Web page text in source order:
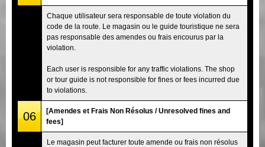
Chaque utilisateur sera responsable de toute violation du
code de la route. Le magasin ou le guide touristique ne sera
pas responsable des amendes ou frais encourus par la
violation.
Each user is responsible for any traffic violations. The shop
or tour guide is not responsible for fines or fees incurred due
to violations.
06
[Amendes et Frais Non Résolus / Unresolved fines and
fees]
Le magasin peut facturer toute amende ou frais non résolus